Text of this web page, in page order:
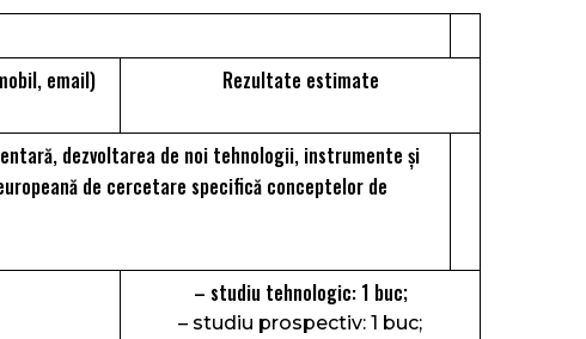
email) Rezultate estimate
dezvoltarea de noi tehnologii, instrumente şi
de cercetare specifică conceptelor de
– studiu tehnologic: 1 buc;
– studiu prospectiv: 1 buc;